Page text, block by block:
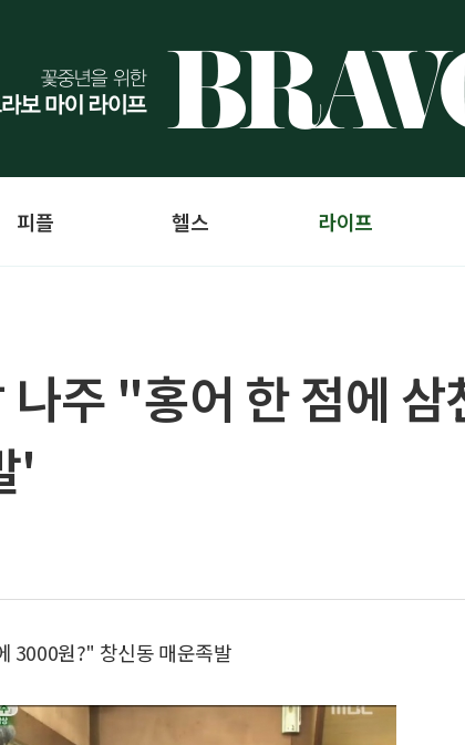
피플 헬스 라이프
주 "홍어 한 점에
'
3000원?" 창신동 매운족발